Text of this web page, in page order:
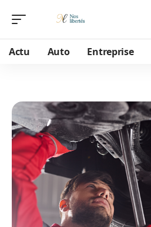
Actu Auto Entreprise